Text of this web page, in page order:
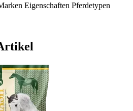
Eigenschaften Pferdetypen